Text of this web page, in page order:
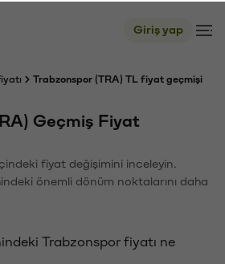
Giriş yap
Trabzonspor (TRA) TL fiyat geçmişi
Geçmiş Fiyat
fiyat değişimini inceleyin.
önemli dönüm noktalarını daha
Trabzonspor fiyatı ne